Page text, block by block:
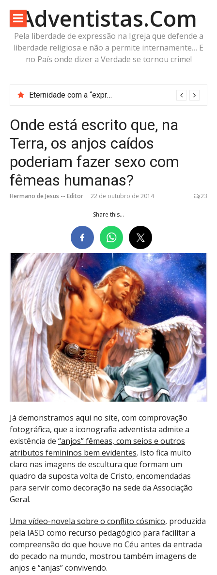
para
conteúdo
Adventistas.Com
Pela liberdade de expressão na Igreja que defende a
liberdade religiosa e não a permite internamente… E
no País onde dizer a Verdade se tornou crime!
Eternidade com a “expressa imagem do Pai” ou futuro incerto com a “imagem da Besta”?
Onde está escrito que, na
Terra, os anjos caídos
poderiam fazer sexo com
fêmeas humanas?
Hermano de Jesus -- Editor 22 de outubro de 2014 23
Share this...
Já demonstramos aqui no site, com comprovação
fotográfica, que a iconografia adventista admite a
existência de “anjos” fêmeas, com seios e outros
atributos femininos bem evidentes. Isto fica muito
claro nas imagens de escultura que formam um
quadro da suposta volta de Cristo, encomendadas
para servir como decoração na sede da Associação
Geral.
Uma vídeo-novela sobre o conflito cósmico, produzida
pela IASD como recurso pedagógico para facilitar a
compreensão do que houve no Céu antes da entrada
do pecado na mundo, mostrou também imagens de
anjos e “anjas” convivendo.